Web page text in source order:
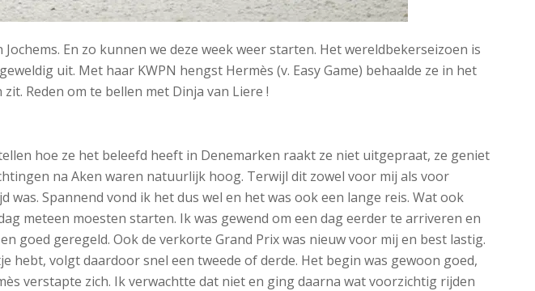
En zo kunnen we deze week weer starten. Het wereldbekerseizoen is
uit. Met haar KWPN hengst Hermès (v. Easy Game) behaalde ze in het
Reden om te bellen met Dinja van Liere !
hoe ze het beleefd heeft in Denemarken raakt ze niet uitgepraat, ze geniet
na Aken waren natuurlijk hoog. Terwijl dit zowel voor mij als voor
Spannend vond ik het dus wel en het was ook een lange reis. Wat ook
meteen moesten starten. Ik was gewend om een dag eerder te arriveren en
goed geregeld. Ook de verkorte Grand Prix was nieuw voor mij en best lastig.
volgt daardoor snel een tweede of derde. Het begin was gewoon goed,
verstapte zich. Ik verwachtte dat niet en ging daarna wat voorzichtig rijden